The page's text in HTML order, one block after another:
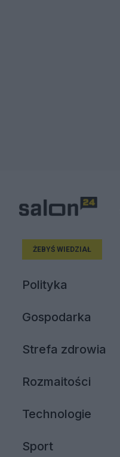
ŻEBYŚ WIEDZIAŁ
Polityka
Gospodarka
Strefa zdrowia
Rozmaitości
Technologie
Sport